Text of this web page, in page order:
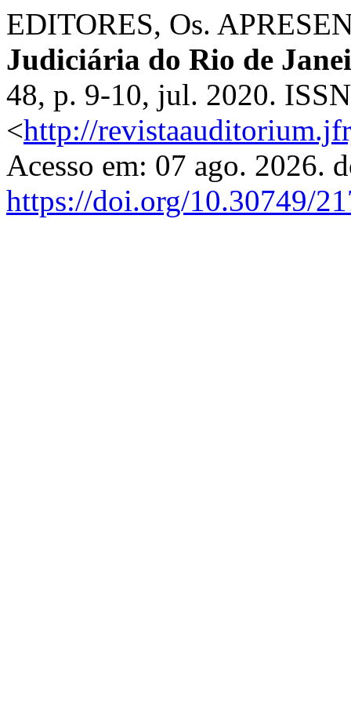
EDITORES, Os.
Judiciária do Rio de
48, p. 9-10, jul. 2020.
<http://
Acesso em: 07 ago. 2026.
https://doi.org/10.30749/